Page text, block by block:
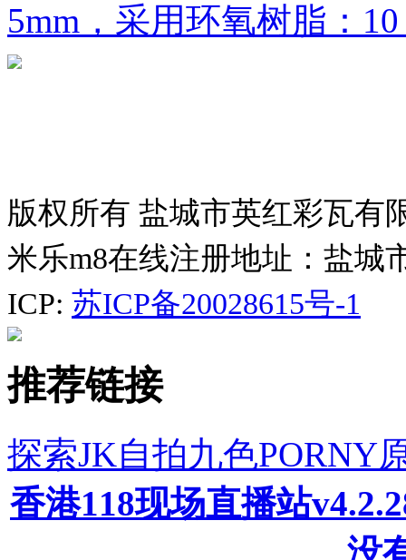
5mm，采用环氧树脂：
版权所有 盐城市英红彩瓦有
米乐m8在线注册地址：盐城
ICP: 苏ICP备20028615号-1
推荐链接
探索JK自拍九色PORNY
香港118现场直播站